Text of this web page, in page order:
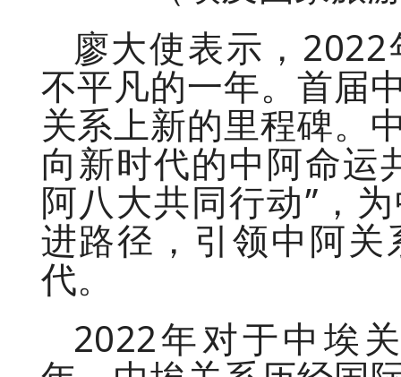
廖大使表示，
不平凡的一年。首届
关系上新的里程碑。
向新时代的中阿命运
阿八大共同行动”，
进路径，引领中阿
代。
2022年对于中埃